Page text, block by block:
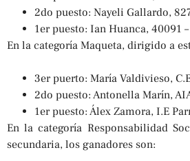
2do puesto: Nayeli Gallardo,
1er puesto: Ian Huanca, 40091
En la categoría Maqueta, dirigido a
3er puerto: María Valdivieso,
2do puesto: Antonella Marín,
1er puesto: Álex Zamora, I.E
En la categoría Responsabilidad
secundaria, los ganadores son: